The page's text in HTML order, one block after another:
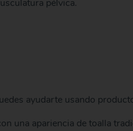
pélvica.
ayudarte usando
una apariencia de toalla